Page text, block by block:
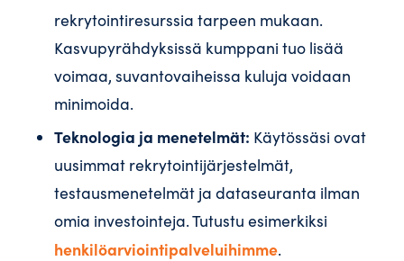
rekrytointiresurssia tarpeen mukaan.
Kasvupyrähdyksissä kumppani tuo lisää
voimaa, suvantovaiheissa kuluja voidaan
minimoida.
Teknologia ja menetelmät: Käytössäsi ovat
uusimmat rekrytointijärjestelmät,
testausmenetelmät ja dataseuranta ilman
omia investointeja. Tutustu esimerkiksi
henkilöarviointipalveluihimme.